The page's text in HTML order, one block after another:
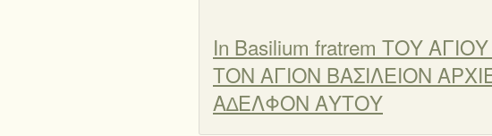
In Basilium fratrem ΤΟΥ
ΤΟΝ ΑΓΙΟΝ ΒΑΣΙΛΕΙΟΝ
Α∆ΕΛΦΟΝ ΑΥΤΟΥ